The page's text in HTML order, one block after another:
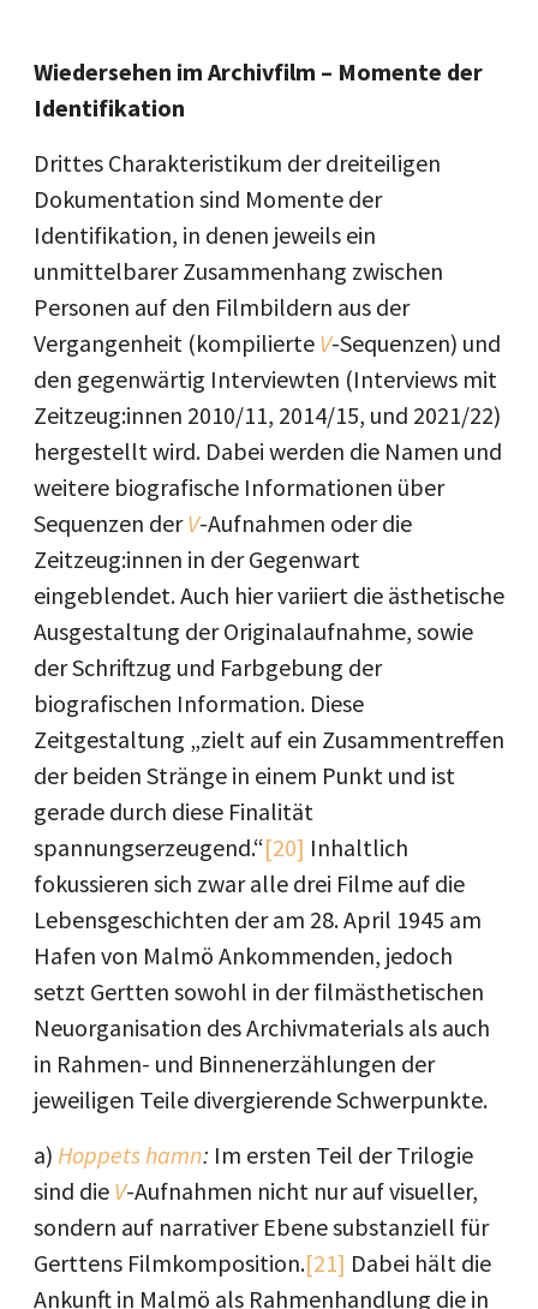
Wiedersehen im Archivfilm – Momente der
Identifikation
Drittes Charakteristikum der dreiteiligen
Dokumentation sind Momente der
Identifikation, in denen jeweils ein
unmittelbarer Zusammenhang zwischen
Personen auf den Filmbildern aus der
Vergangenheit (kompilierte V-Sequenzen) und
den gegenwärtig Interviewten (Interviews mit
Zeitzeug:innen 2010/11, 2014/15, und 2021/22)
hergestellt wird. Dabei werden die Namen und
weitere biografische Informationen über
Sequenzen derV-Aufnahmen oder die
Zeitzeug:innen in der Gegenwart
eingeblendet. Auch hier variiert die ästhetische
Ausgestaltung der Originalaufnahme, sowie
der Schriftzug und Farbgebung der
biografischen Information. Diese
Zeitgestaltung „zielt auf ein Zusammentreffen
der beiden Stränge in einem Punkt und ist
gerade durch diese Finalität
spannungserzeugend.“[20] Inhaltlich
fokussieren sich zwar alle drei Filme auf die
Lebensgeschichten der am 28. April 1945 am
Hafen von Malmö Ankommenden, jedoch
setzt Gertten sowohl in der filmästhetischen
Neuorganisation des Archivmaterials als auch
in Rahmen- und Binnenerzählungen der
jeweiligen Teile divergierende Schwerpunkte.
a) Hoppets hamn: Im ersten Teil der Trilogie
sind die V-Aufnahmen nicht nur auf visueller,
sondern auf narrativer Ebene substanziell für
Gerttens Filmkomposition.[21] Dabei hält die
Ankunft in Malmö als Rahmenhandlung die in